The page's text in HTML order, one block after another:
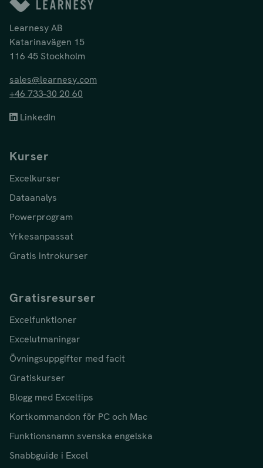
Learnesy AB
Katarinavägen 15
116 45 Stockholm
sales@learnesy.com
+46 733-30 20 60
LinkedIn
Kurser
Excelkurser
Dataanalys
Powerprogram
Yrkesanpassat
Gratis introkurser
Gratisresurser
Excelfunktioner
Excelutmaningar
Övningsuppgifter med facit
Gratiskurser
Blogg med Exceltips
Kortkommandon för PC och Mac
Funktionsnamn svenska engelska
Snabbguide i Excel